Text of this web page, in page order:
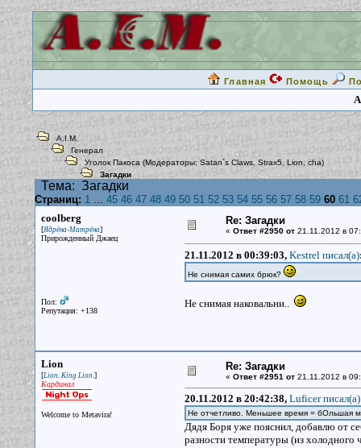
Главная Помощь
A.I.M.
Генерал
Уголок Пакоса (Модераторы:Satan`s Claws, Strax5,Lion,cha)
Загадки
Тема: Загадки
Страниц: 1... 45 46 47 48 49 50 51 52 53 54 55 56 57 58 59 60 61
coolberg
[Ядрёна-Матрёна]
Прирожденный Джаец
Пол:
Репутация: +138
Re: Загадки
« Ответ #2950 от21.11.2012 в
21.11.2012 в 00:39:03, Kestrel писал(a)
Не снимая самих брюк?
Не снимая наковальни..
Lion
[Lion. King Lion.]
Кардинал
Welcome to Metavira!
Re: Загадки
« Ответ #2951 от21.11.2012 в
20.11.2012 в 20:42:38, Luficer писал(a)
Не отчетливо. Меньшее время = бОльшая
Дядя Боря уже пояснил, добавлю от
разности температуры (из холодного